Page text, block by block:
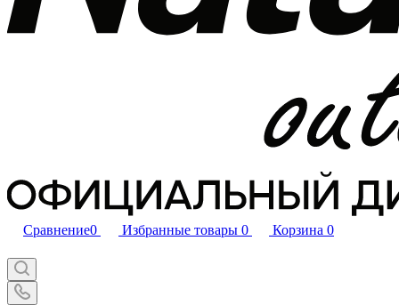
Сравнение0 Избранные товары 0 Корзина 0